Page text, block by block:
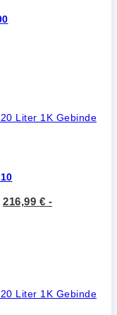
216,99 € -